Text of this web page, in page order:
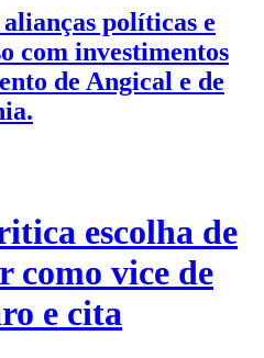
políticas e
com investimentos
de Angical e de
escolha de
como vice de
e cita